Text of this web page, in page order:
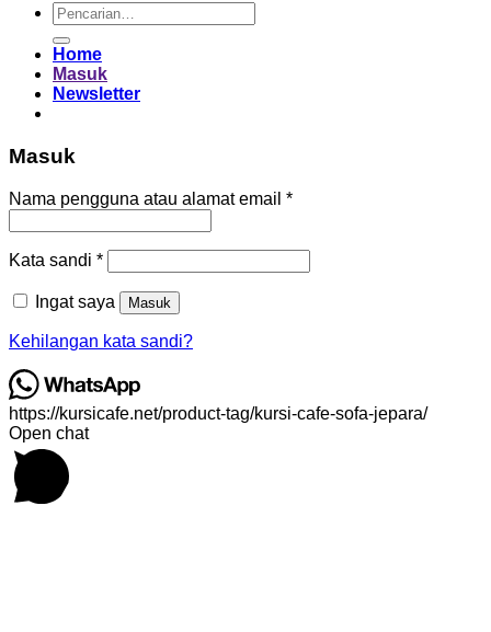
Pencarian
untuk:
Home
Masuk
Newsletter
Masuk
Nama pengguna atau alamat email *Wajib
Kata sandi *Wajib
Ingat saya Masuk
Kehilangan kata sandi?
https://kursicafe.net/product-tag/kursi-cafe-sofa-jepara/
Open chat